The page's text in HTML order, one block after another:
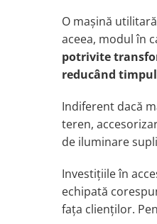
Volvo FH 3 Euro 5
Volvo FH 4 Euro 6
Volvo Model FM
Lumini, Becuri, Proiectoare
Accesorii iluminare LED
Bare LED (LED Bar) off-road,
Becuri Halogen Auto
Becuri Led Auto
Becuri Xenon Auto
O maşină
aceea, modul în
potrivite
reducând
Indiferent dacă
teren,
de iluminare
Investiţiile în
echipată
faţa clienţilor.